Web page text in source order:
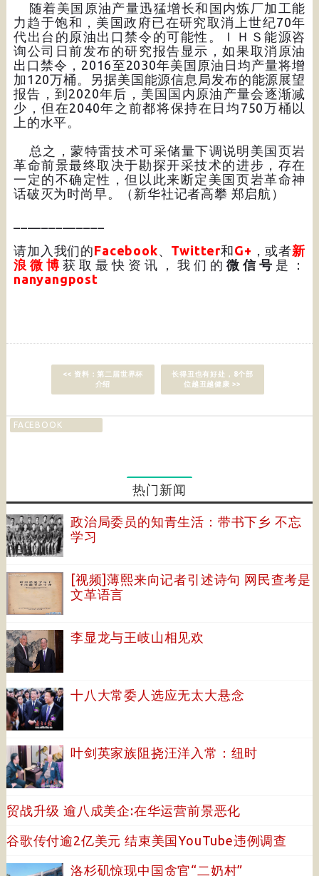
随着美国原油产量迅猛增长和国内炼厂加工能
力趋于饱和，美国政府已在研究取消上世纪70年
代出台的原油出口禁令的可能性。ＩＨＳ能源咨
询公司日前发布的研究报告显示，如果取消原油
出口禁令，2016至2030年美国原油日均产量将增
加120万桶。另据美国能源信息局发布的能源展望
报告，到2020年后，美国国内原油产量会逐渐减
少，但在2040年之前都将保持在日均750万桶以
上的水平。
总之，蒙特雷技术可采储量下调说明美国页岩
革命前景最终取决于勘探开采技术的进步，存在
一定的不确定性，但以此来断定美国页岩革命神
话破灭为时尚早。（新华社记者高攀 郑启航）
请加入我们的Facebook、 Twitter和G+ ，或者新
浪微博 获取最快资讯，我们的微信号 是：
nanyangpost
<< 资料：第二届世界杯
介绍
长得丑也有好处，8个部
位越丑越健康 >>
FACEBOOK
热门新闻
政治局委员的知青生活：带书下乡 不忘
学习
[视频]薄熙来向记者引述诗句 网民查考是
文革语言
李显龙与王岐山相见欢
十八大常委人选应无太大悬念
叶剑英家族阻挠汪洋入常：纽时
贸战升级 逾八成美企:在华运营前景恶化
谷歌传付逾2亿美元 结束美国YouTube违例调查
洛杉矶惊现中国贪官“二奶村”